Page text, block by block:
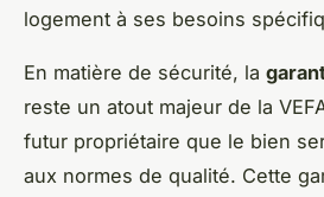
logement à ses besoins
En matière de sécurité, la
reste un atout majeur de la
futur propriétaire que le bien
aux normes de qualité. Cette